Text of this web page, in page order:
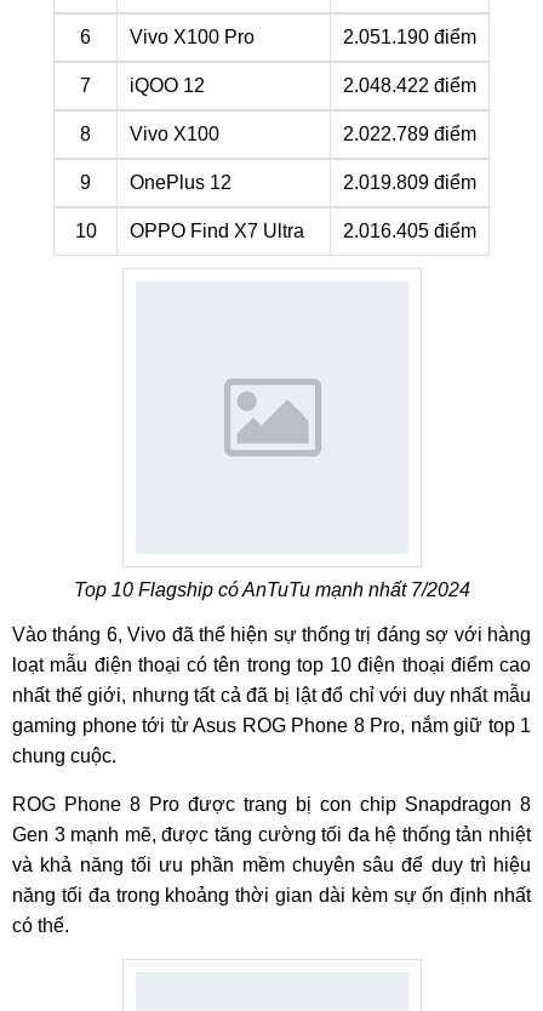
6 Vivo X100 Pro 2.051.190 điểm
7 iQOO 12 2.048.422 điểm
8 Vivo X100 2.022.789 điểm
9 OnePlus 12 2.019.809 điểm
10 OPPO Find X7 Ultra 2.016.405 điểm
Top 10 Flagship có AnTuTu mạnh nhất 7/2024
Vào tháng 6, Vivo đã thể hiện sự thống trị đáng sợ với hàng
loạt mẫu điện thoại có tên trong top 10 điện thoại điểm cao
nhất thế giới, nhưng tất cả đã bị lật đổ chỉ với duy nhất mẫu
gaming phone tới từ Asus ROG Phone 8 Pro, nắm giữ top 1
chung cuộc.
ROG Phone 8 Pro được trang bị con chip Snapdragon 8
Gen 3 mạnh mẽ, được tăng cường tối đa hệ thống tản nhiệt
và khả năng tối ưu phần mềm chuyên sâu để duy trì hiệu
năng tối đa trong khoảng thời gian dài kèm sự ổn định nhất
có thể.